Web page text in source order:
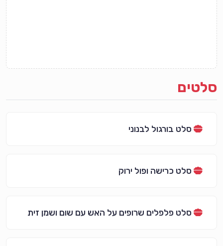
סלטים
סלט בורגול לבנוני
סלט כרישה ופול ירוק
סלט פלפלים שרופים על האש עם שום ושמן זית